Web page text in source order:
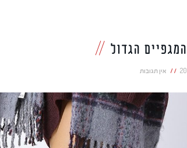
אין תגובות